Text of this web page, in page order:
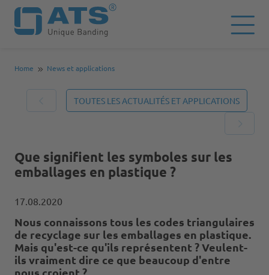
Home News et applications
TOUTES LES ACTUALITÉS ET APPLICATIONS
Que signifient les symboles sur les
emballages en plastique ?
17.08.2020
Nous connaissons tous les codes triangulaires
de recyclage sur les emballages en plastique.
Mais qu'est-ce qu'ils représentent ? Veulent-
ils vraiment dire ce que beaucoup d'entre
nous croient ?